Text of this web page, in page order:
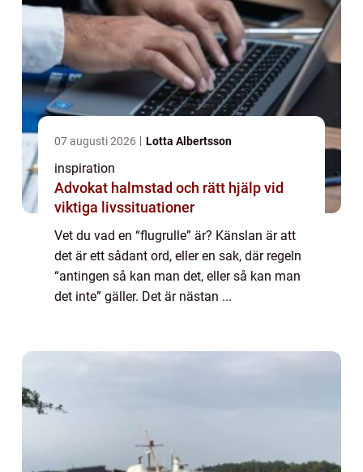
07 augusti 2026 Lotta Albertsson
inspiration
Advokat halmstad och rätt hjälp vid
viktiga livssituationer
Vet du vad en “flugrulle” är? Känslan är att
det är ett sådant ord, eller en sak, där regeln
“antingen så kan man det, eller så kan man
det inte” gäller. Det är nästan ...